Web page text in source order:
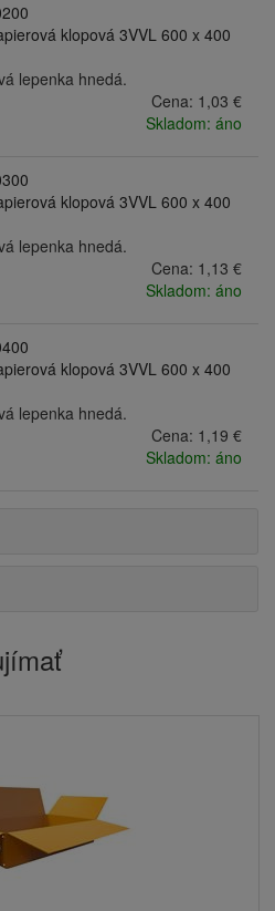
klopová 3VVL 600 x 400
lepenka hnedá.
Cena: 1,03 €
Skladom: áno
klopová 3VVL 600 x 400
lepenka hnedá.
Cena: 1,13 €
Skladom: áno
klopová 3VVL 600 x 400
lepenka hnedá.
Cena: 1,19 €
Skladom: áno